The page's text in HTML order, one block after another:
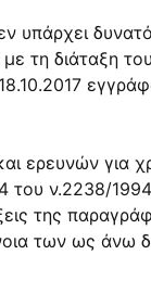
τη διάταξη
ερευνών για
του ν.2238/1994
της
των ως άνω